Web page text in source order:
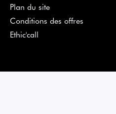
Plan du site
Conditions des offres
Ethic'call